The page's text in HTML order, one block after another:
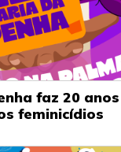
faz 20
feminicídios